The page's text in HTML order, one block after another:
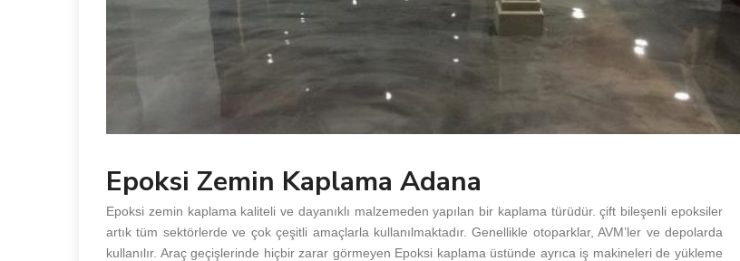
Epoksi Zemin Kaplama Adana
Epoksi zemin kaplama kaliteli ve dayanıklı malzemeden yapılan bir kaplama türüdür. çift bileşenli epoksiler
artık tüm sektörlerde ve çok çeşitli amaçlarla kullanılmaktadır. Genellikle otoparklar, AVM’ler ve depolarda
kullanılır. Araç geçişlerinde hiçbir zarar görmeyen Epoksi kaplama üstünde ayrıca iş makineleri de yükleme